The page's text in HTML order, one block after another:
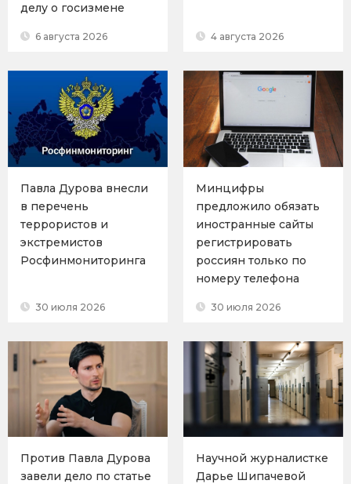
делу о госизмене
6 августа 2026 4 августа 2026
Павла Дурова внесли
в перечень
террористов и
экстремистов
Росфинмониторинга
30 июля 2026
Минцифры
предложило обязать
иностранные сайты
регистрировать
россиян только по
номеру телефона
30 июля 2026
Против Павла Дурова
завели дело по статье
Научной журналистке
Дарье Шипачевой